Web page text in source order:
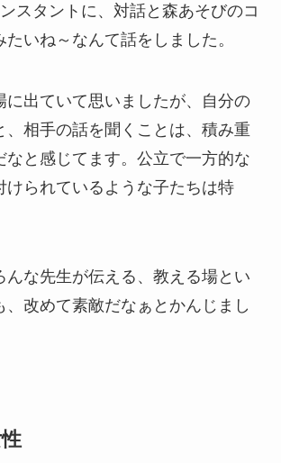
スタントに、対話と森あそびのコ
いね～なんて話をしました。
に出ていて思いましたが、自分の
、相手の話を聞くことは、積み重
なと感じてます。公立で一方的な
けられているような子たちは特
んな先生が伝える、教える場とい
、改めて素敵だなぁとかんじまし